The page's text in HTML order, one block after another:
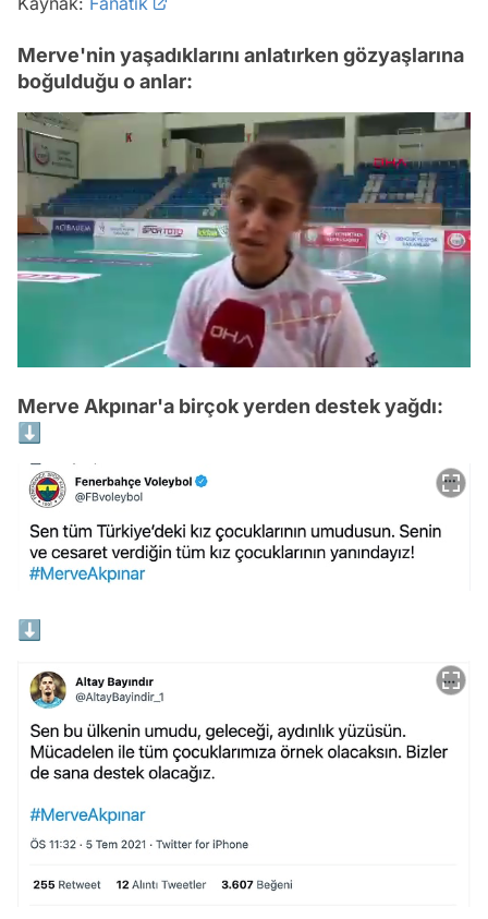
Merve'nin yaşadıklarını anlatırken gözyaşlarına
boğulduğu o anlar:
Merve Akpınar'a birçok yerden destek yağdı:
⬇️
⬇️